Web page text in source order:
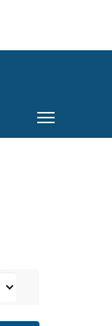
Toggle
navigation